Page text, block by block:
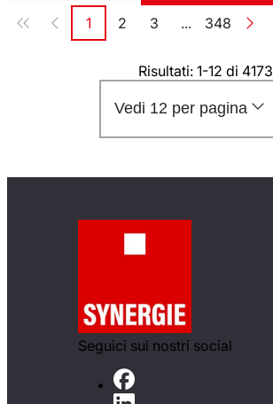
Paginazione
Pagina
1 Pagina
2 Pagina
3 ... Pagina
348
Risultati: 1-12 di 4173
Vedi 12 per pagina
Seguici sui nostri social